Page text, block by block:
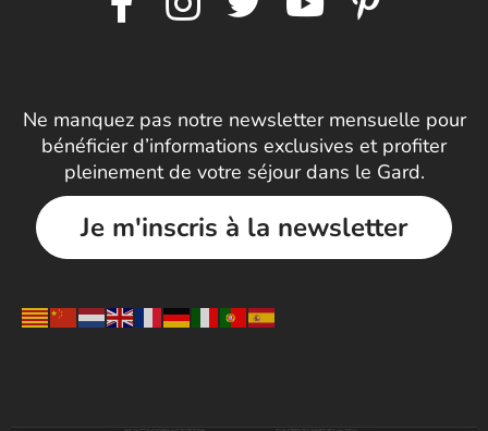
Ne manquez pas notre newsletter mensuelle pour
bénéficier d’informations exclusives et profiter
pleinement de votre séjour dans le Gard.
Je m'inscris à la newsletter